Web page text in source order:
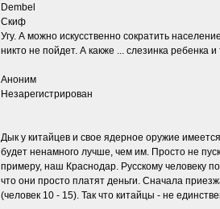
Dembel
Скиф
Угу. А можно искусственно сократить
никто не пойдет. А какже ... слезинка ребенка и
Аноним
Незарегистрирован
Дык у китайцев и свое ядерное оружие
будет ненамного лучше, чем им. Просто не
примеру, наш Краснодар. Русскому человеку
что они просто платят деньги. Сначала
(человек 10 - 15). Так что китайцы - не